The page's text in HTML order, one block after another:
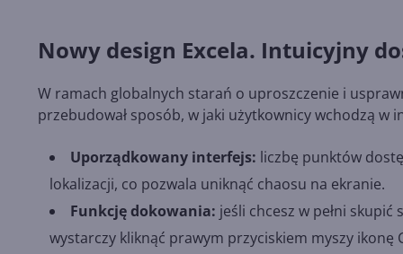
Nowy design Excela. Intuicyjny
W ramach globalnych starań o uproszczenie i
przebudował sposób, w jaki użytkownicy wchodzą w
Uporządkowany interfejs: liczbę punktów
lokalizacji, co pozwala uniknąć chaosu na ekranie.
Funkcję dokowania: jeśli chcesz w pełni
wystarczy kliknąć prawym przyciskiem myszy ikonę